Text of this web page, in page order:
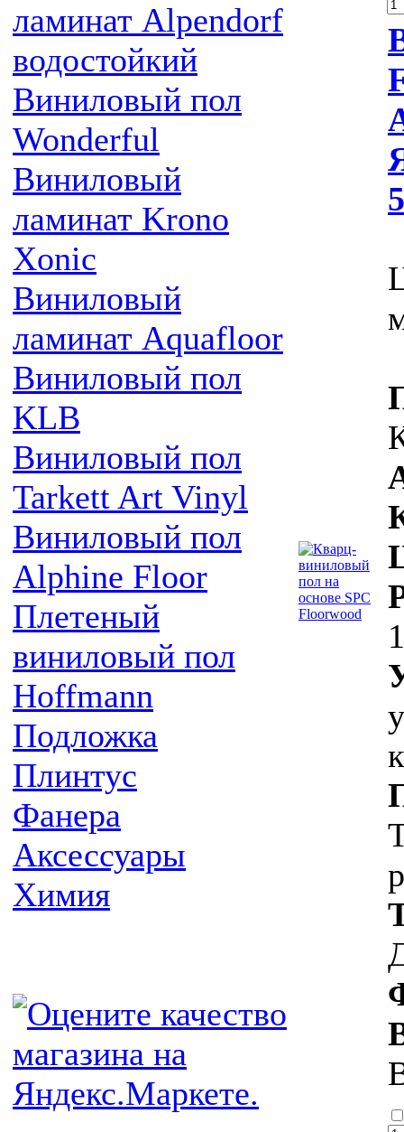
ламинат Alpendorf
водостойкий
Виниловый пол
Wonderful
Виниловый
ламинат Krono
Xonic
Виниловый
ламинат Aquafloor
Виниловый пол
KLB
Виниловый пол
Tarkett Art Vinyl
Виниловый пол
Alphine Floor
Плетеный
виниловый пол
Hoffmann
Подложка
Плинтус
Фанера
Аксессуары
Химия